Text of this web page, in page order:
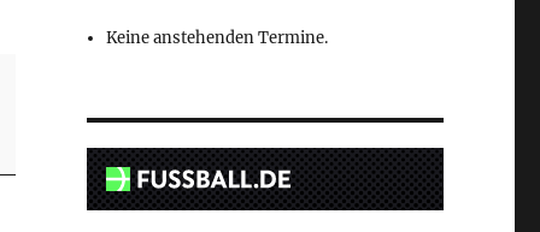
Keine anstehenden Termine.